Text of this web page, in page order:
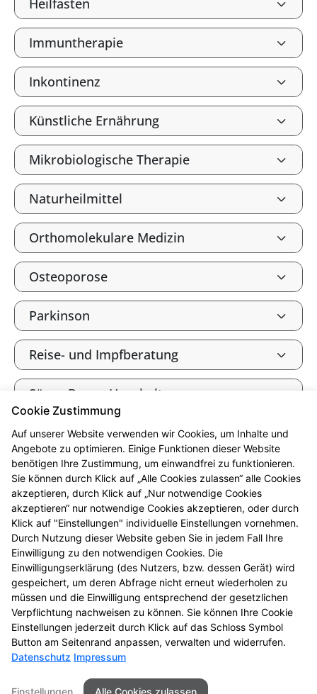
Immuntherapie
Inkontinenz
Künstliche Ernährung
Mikrobiologische Therapie
Naturheilmittel
Orthomolekulare Medizin
Osteoporose
Parkinson
Reise- und Impfberatung
Säure-Basen-Haushalt
Tee und Heilkräuter
Vitalstoffe
Vitamine, Mineralien und
Spurenelemente
Wohlbefinden durch Fitness
Zahnpflege und Zahnschutz
Kontakt Impressum
Datenschutz
Cookie Zustimmung
Auf unserer Website verwenden wir Cookies, um Inhalte und
Angebote zu optimieren. Einige Funktionen dieser Website
benötigen Ihre Zustimmung, um einwandfrei zu funktionieren.
Sie können durch Klick auf „Alle Cookies zulassen“ alle Cookies
akzeptieren, durch Klick auf „Nur notwendige Cookies
akzeptieren“ nur notwendige Cookies akzeptieren, oder durch
Klick auf "Einstellungen" individuelle Einstellungen vornehmen.
Durch Nutzung dieser Website geben Sie in jedem Fall Ihre
Einwilligung zu den notwendigen Cookies. Die
Einwilligungserklärung (des Nutzers, bzw. dessen Gerät) wird
gespeichert, um deren Abfrage nicht erneut wiederholen zu
müssen und die Einwilligung entsprechend der gesetzlichen
Verpflichtung nachweisen zu können. Sie können Ihre Cookie
Einstellungen jederzeit durch Klick auf das Schloss Symbol
Button am Seitenrand anpassen, verwalten und widerrufen.
Datenschutz Impressum
Einstellungen Alle Cookies zulassen